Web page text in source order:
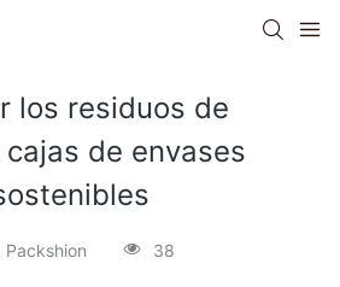
los residuos de
de envases
Packshion 38